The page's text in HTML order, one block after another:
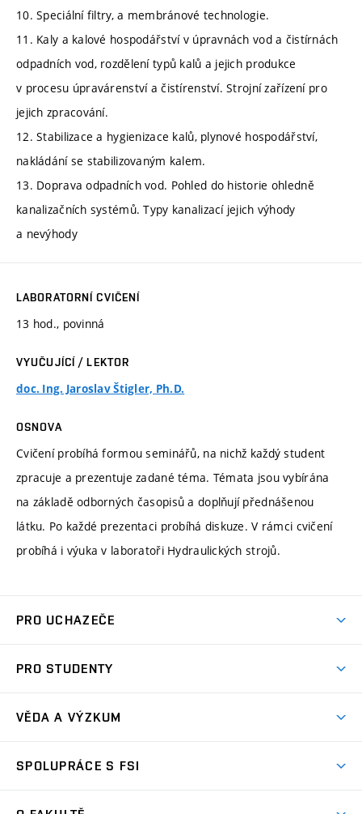
10. Speciální filtry, a membránové technologie.
11. Kaly a kalové hospodářství v úpravnách vod a čistírnách
odpadních vod, rozdělení typů kalů a jejich produkce
v procesu úpravárenství a čistírenství. Strojní zařízení pro
jejich zpracování.
12. Stabilizace a hygienizace kalů, plynové hospodářství,
nakládání se stabilizovaným kalem.
13. Doprava odpadních vod. Pohled do historie ohledně
kanalizačních systémů. Typy kanalizací jejich výhody
a nevýhody
LABORATORNÍ CVIČENÍ
13 hod., povinná
VYUČUJÍCÍ / LEKTOR
doc. Ing. Jaroslav Štigler, Ph.D.
OSNOVA
Cvičení probíhá formou seminářů, na nichž každý student
zpracuje a prezentuje zadané téma. Témata jsou vybírána
na základě odborných časopisů a doplňují přednášenou
látku. Po každé prezentaci probíhá diskuze. V rámci cvičení
probíhá i výuka v laboratoři Hydraulických strojů.
PRO UCHAZEČE
Ambasadoři studia
Zápisy
PRO STUDENTY
Studijní předpisy
VĚDA A VÝZKUM
Oblasti výzkumu
SPOLUPRÁCE S FSI